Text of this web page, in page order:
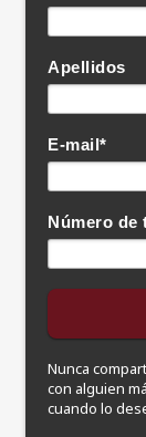
Apellidos
E-mail*
Número de
Nunca
con alguien
cuando lo